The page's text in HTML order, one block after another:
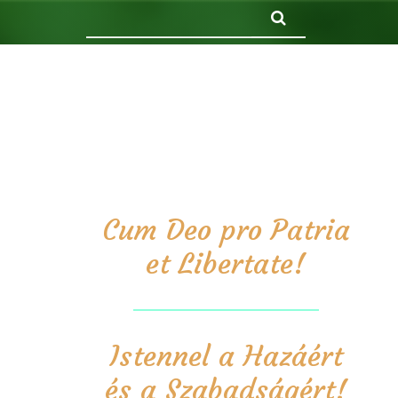
Cum Deo pro Patria
et Libertate!
Istennel a Hazáért
és a Szabadságért!